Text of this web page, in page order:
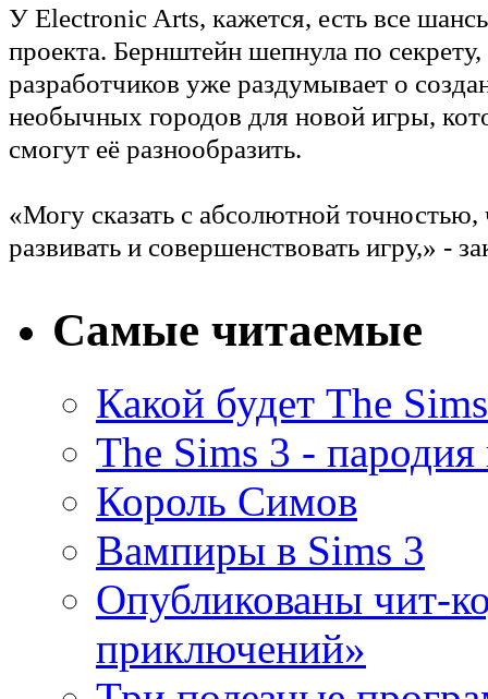
У Electronic Arts, кажется, есть все
проекта. Бернштейн шепнула по
разработчиков уже раздумывает о
необычных городов для новой игры,
смогут её разнообразить.
«Могу сказать с абсолютной
развивать и совершенствовать игру,» -
Самые читаемые
Какой будет The
The Sims 3 -
Король Симов
Вампиры в Sims 3
Опубликованы чит-
приключений»